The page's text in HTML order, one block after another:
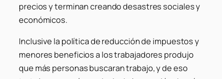
precios y terminan creando desastres sociales y
económicos.
Inclusive la política de reducción de impuestos y
menores beneficios a los trabajadores produjo
que más personas buscaran trabajo, y de eso